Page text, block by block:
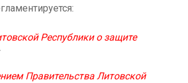
Республики о защите
Правительства Литовской